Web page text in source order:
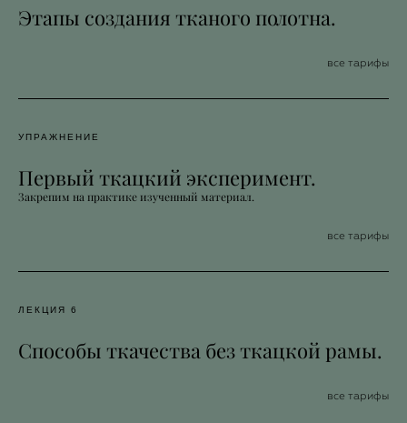
Этапы создания тканого полотна.
все тарифы
УПРАЖНЕНИЕ
Первый ткацкий эксперимент.
Закрепим на практике изученный материал.
все тарифы
ЛЕКЦИЯ 6
Способы ткачества без ткацкой рамы.
все тарифы